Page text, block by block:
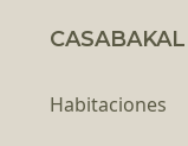
CASABAKAL
Habitaciones